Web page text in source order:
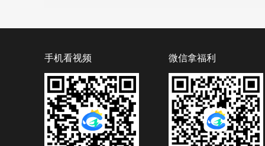
手机看视频 微信拿福利